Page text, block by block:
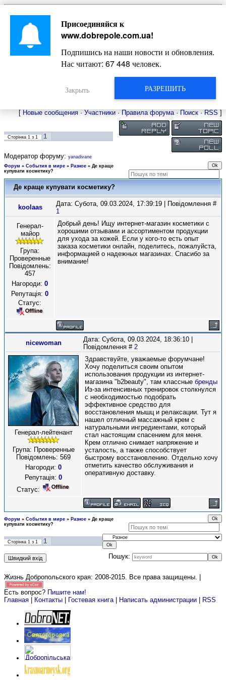
Главная
Новости
Довідкова
Фото
Оголошення
Видео
Жизнь Добропольского края
[ Новые сообщения · Участники · Правила форума· Поиск · RSS ]
Сторінка 1 з 1 1
Модератор форуму: yanadivane
Форум » События в мире » Разное » Де краще
купувати косметику?
Де краще купувати косметику?
koolaas
Дата: Субота, 09.03.2024, 17:39:19 | Повідомлення #
1
Генерал-
майор
Група:
Проверенные
Повідомлень:
457
Нагороди: 0
Репутація: 0
Статус:
Добрый день! Ищу интернет-магазин косметики с
хорошими отзывами и ассортиментом продукции
для ухода за кожей. Если у кого-то есть опыт
заказа косметики онлайн, поделитесь, пожалуйста,
информацией о надежных магазинах. Спасибо за
внимание!
nicewoman
Дата: Субота, 09.03.2024, 18:36:10 |
Повідомлення # 2
Генерал-лейтенант
Група: Проверенные
Повідомлень: 569
Нагороди: 0
Репутація: 0
Статус:
Здравствуйте, уважаемые форумчане!
Хочу поделиться своим опытом
использования продукции из интернет-
магазина "b2beauty", там классные бренды
Из-за интенсивных тренировок столкнулся
с необходимостью подобрать
эффективное средство для
восстановления мышц и релаксации. Тут я
нашел отличный массажный крем с
натуральными ингредиентами, который
стал настоящим спасением для меня.
Крем отлично снимает напряжение и
усталость, а также способствует
быстрому восстановлению. Отдельно хочу
отметить качество обслуживания и
оперативную доставку.
Форум » События в мире » Разное » Де краще
купувати косметику?
Сторінка 1 з 1
1
Пошук:
Жизнь Добропольского края: 2008-2015. Все права защищены. |
Есть вопрос? Пишите нам!
Главная
Контакты Гостевая книга| Написать администрации RSS
Присоединяйся к
www.dobrepole.com.ua!
Подпишись на наши новости и обновления.
Нас читают: 67 448 человек.
РАЗРЕШИТЬ
Закрыть